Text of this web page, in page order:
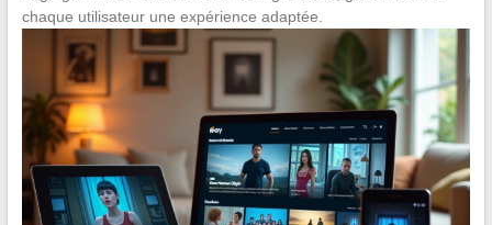
chaque utilisateur une expérience adaptée.